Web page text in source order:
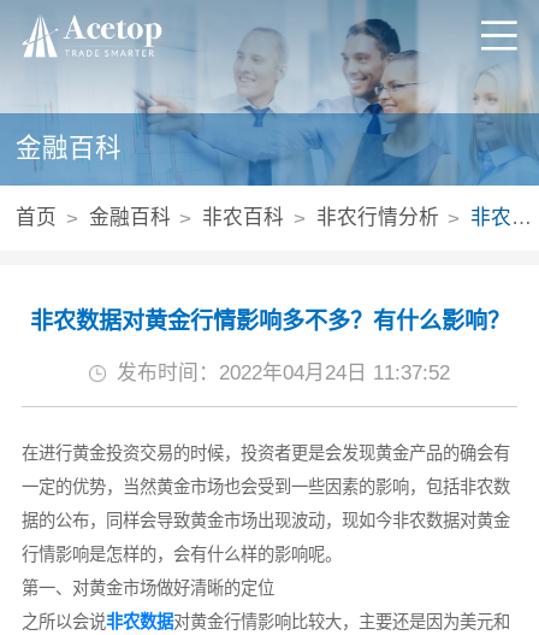
金融百科
首页 金融百科 非农百科 非农行情分析 非农数据对黄金行情影响多不多？有什么影响？
非农数据对黄金行情影响多不多？有什么影响？
发布时间：2022年04月24日 11:37:52
在进行黄金投资交易的时候，投资者更是会发现黄金产品的确会有
一定的优势，当然黄金市场也会受到一些因素的影响，包括非农数
据的公布，同样会导致黄金市场出现波动，现如今非农数据对黄金
行情影响是怎样的，会有什么样的影响呢。
第一、对黄金市场做好清晰的定位
之所以会说非农数据对黄金行情影响比较大，主要还是因为美元和